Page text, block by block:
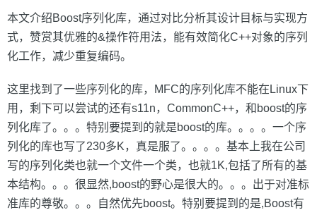
本文介绍Boost序列化库，通过对比分析其设计目标与实现方
式，赞赏其优雅的&操作符用法，能有效简化C++对象的序列
化工作，减少重复编码。
这里找到了一些序列化的库，MFC的序列化库不能在Linux下
用，剩下可以尝试的还有s11n，CommonC++，和boost的序
列化库了。。。特别要提到的就是boost的库。。。。一个序
列化的库也写了230多K，真是服了。。。。基本上我在公司
写的序列化类也就一个文件一个类，也就1K,包括了所有的基
本结构。。。很显然,boost的野心是很大的。。。出于对准标
准库的尊敬。。。自然优先boost。特别要提到的是,Boost有